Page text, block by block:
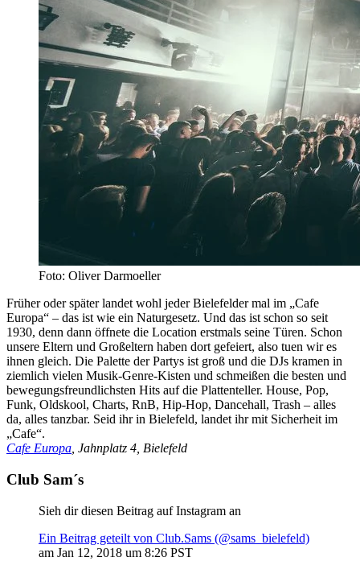
Foto: Oliver Darmoeller
Früher oder später landet wohl jeder Bielefelder mal im „Cafe
Europa“ – das ist wie ein Naturgesetz. Und das ist schon so seit
1930, denn dann öffnete die Location erstmals seine Türen. Schon
unsere Eltern und Großeltern haben dort gefeiert, also tuen wir es
ihnen gleich. Die Palette der Partys ist groß und die DJs kramen in
ziemlich vielen Musik-Genre-Kisten und schmeißen die besten und
bewegungsfreundlichsten Hits auf die Plattenteller. House, Pop,
Funk, Oldskool, Charts, RnB, Hip-Hop, Dancehall, Trash – alles
da, alles tanzbar. Seid ihr in Bielefeld, landet ihr mit Sicherheit im
„Cafe“.
Cafe Europa , Jahnplatz 4, Bielefeld
Club Sam´s
Sieh dir diesen Beitrag auf Instagram an
Ein Beitrag geteilt von Club.Sams (@sams_bielefeld)
am Jan 12, 2018 um 8:26 PST